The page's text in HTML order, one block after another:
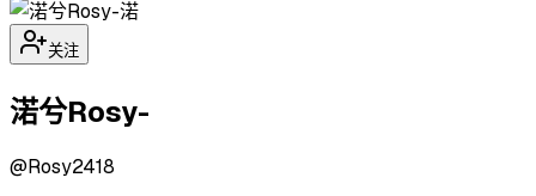
渃
关注
渃兮Rosy-
@Rosy2418